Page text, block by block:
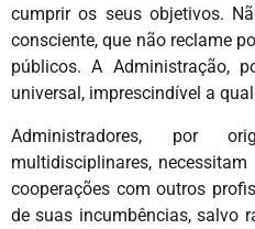
cumprir os seus objetivos.
consciente, que não reclame
públicos. A Administração,
universal, imprescindível a
Administradores, por
multidisciplinares,
cooperações com outros
de suas incumbências, salvo